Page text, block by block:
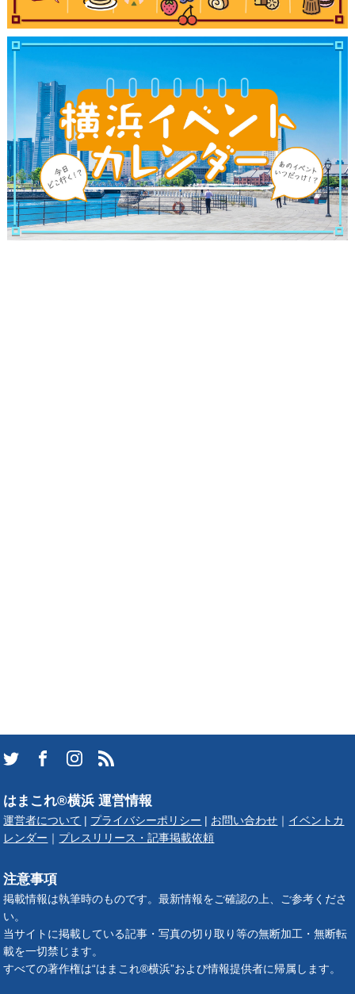
はまこれ®横浜 運営情報
運営者について | プライバシーポリシー | お問い合わせ ｜ イベントカ
レンダー ｜ プレスリリース・記事掲載依頼
注意事項
掲載情報は執筆時のものです。最新情報をご確認の上、ご参考くださ
い。
当サイトに掲載している記事・写真の切り取り等の無断加工・無断転
載を一切禁じます。
すべての著作権は“はまこれ®横浜”および情報提供者に帰属します。